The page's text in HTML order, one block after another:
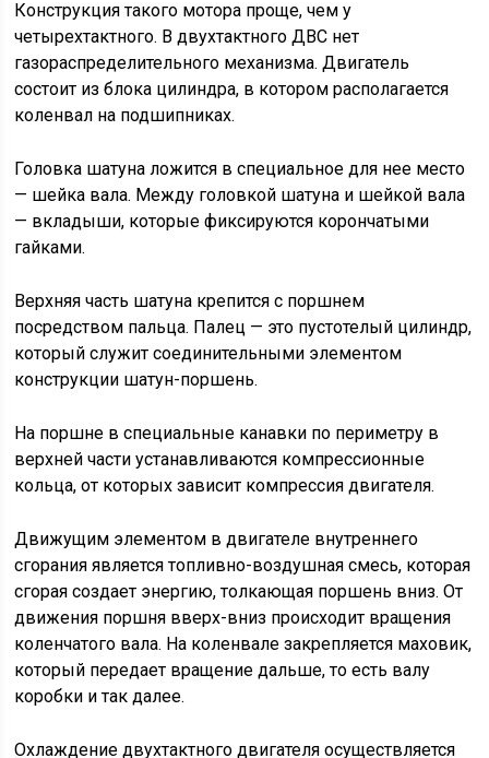
Конструкция такого мотора проще, чем у
четырехтактного. В двухтактного ДВС нет
газораспределительного механизма. Двигатель
состоит из блока цилиндра, в котором располагается
коленвал на подшипниках.
Головка шатуна ложится в специальное для нее место
— шейка вала. Между головкой шатуна и шейкой вала
— вкладыши, которые фиксируются корончатыми
гайками.
Верхняя часть шатуна крепится с поршнем
посредством пальца. Палец — это пустотелый цилиндр,
который служит соединительными элементом
конструкции шатун-поршень.
На поршне в специальные канавки по периметру в
верхней части устанавливаются компрессионные
кольца, от которых зависит компрессия двигателя.
Движущим элементом в двигателе внутреннего
сгорания является топливно-воздушная смесь, которая
сгорая создает энергию, толкающая поршень вниз. От
движения поршня вверх-вниз происходит вращения
коленчатого вала. На коленвале закрепляется маховик,
который передает вращение дальше, то есть валу
коробки и так далее.
Охлаждение двухтактного двигателя осуществляется